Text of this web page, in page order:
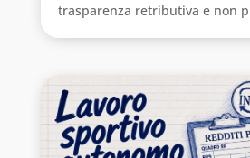
trasparenza retributiva e non